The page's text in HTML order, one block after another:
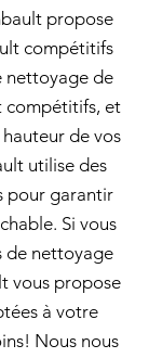
propose
compétitifs
nettoyage de
compétitifs, et
de vos
utilise des
pour garantir
Si vous
de nettoyage
vous propose
à votre
Nous nous